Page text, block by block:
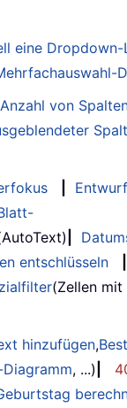
eine
von
Entwurf
entschlüsseln
(Zellen
hinzufügen,
, ...)